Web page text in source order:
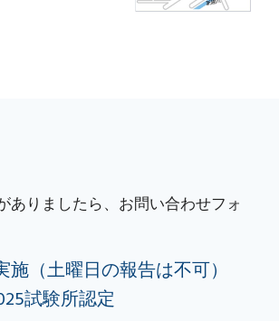
りましたら、お問い合わせフォ
（土曜日の報告は不可）
試験所認定